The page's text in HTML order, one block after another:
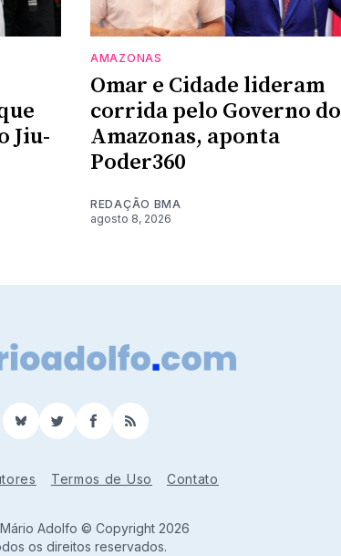
Jiu-
AMAZONAS
Omar e Cidade lideram
corrida pelo Governo do
Amazonas, aponta
Poder360
REDAÇÃO BMA
agosto 8, 2026
BlueSkyTwitterFacebook
RSS
Termos de Uso Contato
Adolfo © Copyright 2026
os direitos reservados.